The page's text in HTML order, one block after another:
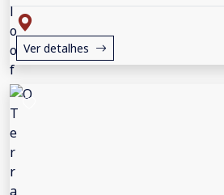
Ver detalhes